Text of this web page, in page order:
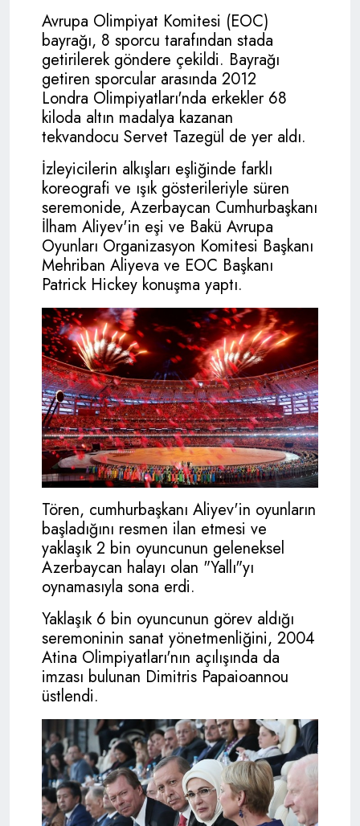
Avrupa Olimpiyat Komitesi (EOC)
bayrağı, 8 sporcu tarafından stada
getirilerek göndere çekildi. Bayrağı
getiren sporcular arasında 2012
Londra Olimpiyatları'nda erkekler 68
kiloda altın madalya kazanan
tekvandocu Servet Tazegül de yer aldı.
İzleyicilerin alkışları eşliğinde farklı
koreografi ve ışık gösterileriyle süren
seremonide, Azerbaycan Cumhurbaşkanı
İlham Aliyev'in eşi ve Bakü Avrupa
Oyunları Organizasyon Komitesi Başkanı
Mehriban Aliyeva ve EOC Başkanı
Patrick Hickey konuşma yaptı.
Tören, cumhurbaşkanı Aliyev'in oyunların
başladığını resmen ilan etmesi ve
yaklaşık 2 bin oyuncunun geleneksel
Azerbaycan halayı olan "Yallı"yı
oynamasıyla sona erdi.
Yaklaşık 6 bin oyuncunun görev aldığı
seremoninin sanat yönetmenliğini, 2004
Atina Olimpiyatları'nın açılışında da
imzası bulunan Dimitris Papaioannou
üstlendi.